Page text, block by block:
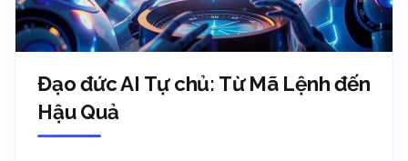
Đạo đức AI Tự chủ: Từ Mã Lệnh đến
Hậu Quả